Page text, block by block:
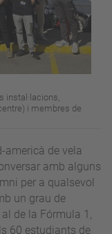
instal·lacions,
i membres de
americà de vela
amb alguns
per a qualsevol
un grau de
de la Fórmula 1,
60 estudiants de